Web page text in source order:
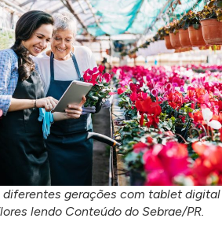
diferentes gerações com tablet digital
lendo Conteúdo do Sebrae/PR.